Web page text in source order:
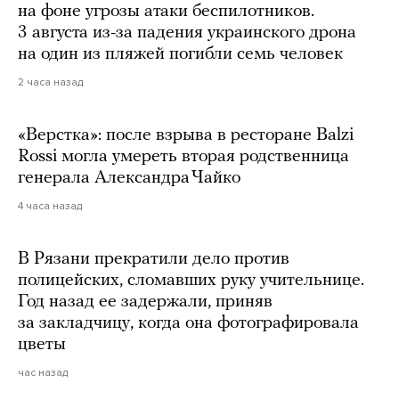
на фоне угрозы атаки беспилотников.
3 августа из-за падения украинского дрона
на один из пляжей погибли семь человек
2 часа назад
«Верстка»: после взрыва в ресторане Balzi
Rossi могла умереть вторая родственница
генерала Александра Чайко
4 часа назад
В Рязани прекратили дело против
полицейских, сломавших руку учительнице.
Год назад ее задержали, приняв
за закладчицу, когда она фотографировала
цветы
час назад